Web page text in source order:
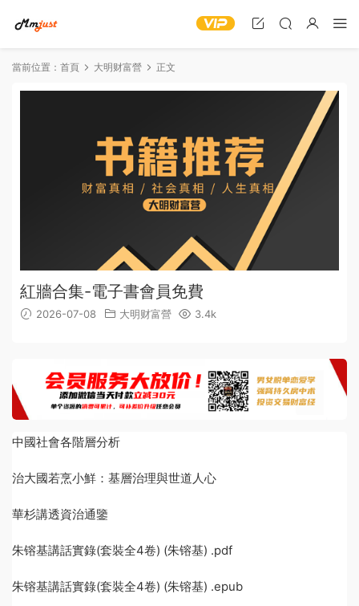
當前位置： 首頁 大明财富營 正文
紅牆合集-電子書會員免費
2026-07-08 大明财富營 3.4k
中國社會各階層分析
治大國若烹小鮮：基層治理與世道人心
華杉講透資治通鑒
朱镕基講話實錄(套裝全4卷) (朱镕基) .pdf
朱镕基講話實錄(套裝全4卷) (朱镕基) .epub